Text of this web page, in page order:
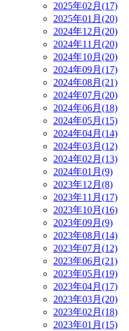
2025年02月(17)
2025年01月(20)
2024年12月(20)
2024年11月(20)
2024年10月(20)
2024年09月(17)
2024年08月(21)
2024年07月(20)
2024年06月(18)
2024年05月(15)
2024年04月(14)
2024年03月(12)
2024年02月(13)
2024年01月(9)
2023年12月(8)
2023年11月(17)
2023年10月(16)
2023年09月(9)
2023年08月(14)
2023年07月(12)
2023年06月(21)
2023年05月(19)
2023年04月(17)
2023年03月(20)
2023年02月(18)
2023年01月(15)